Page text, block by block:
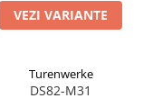
VEZI VARIANTE
Turenwerke
DS82-M31